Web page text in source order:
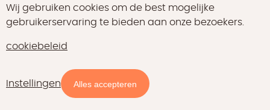
Beschikbaarheid en prijzen
Portugal
Populaire types
Boomhutten
Wij gebruiken cookies om de best mogelijke
gebruikerservaring te bieden aan onze bezoekers.
cookiebeleid
Instellingen Alles accepteren